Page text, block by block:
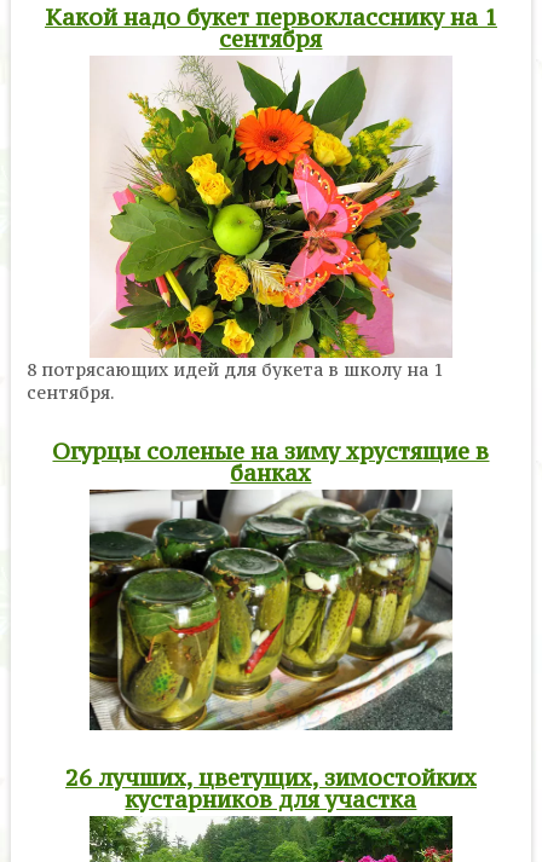
Какой надо букет первокласснику на 1
сентября
8 потрясающих идей для букета в школу на 1
сентября.
Огурцы соленые на зиму хрустящие в
банках
26 лучших, цветущих, зимостойких
кустарников для участка